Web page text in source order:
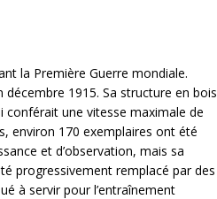
la Première Guerre mondiale.
1915. Sa structure en bois
une vitesse maximale de
environ 170 exemplaires ont été
et d’observation, mais sa
progressivement remplacé par des
à servir pour l’entraînement